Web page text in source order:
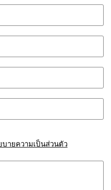
บายความเป็นส่วนตัว